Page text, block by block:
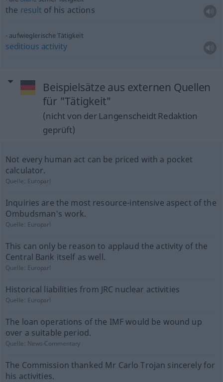
the result of his actions
aufwieglerische Tätigkeit
seditious activity
Beispielsätze aus externen Quellen
für "Tätigkeit"
(nicht von der Langenscheidt Redaktion
geprüft)
Not every human act can be priced with a pocket
calculator.
Quelle: Europarl
Inquiries are the most resource-intensive aspect of the
Ombudsman's work.
Quelle: Europarl
This can only be reason to applaud the activity of the
Central Bank itself as well.
Quelle: Europarl
Historical liabilities from JRC nuclear activities
Quelle: Europarl
The loan operations of the IMF would be wound up
over a suitable period.
Quelle: News-Commentary
The Commission thanked Mr Carlo Trojan sincerely for
his activities.